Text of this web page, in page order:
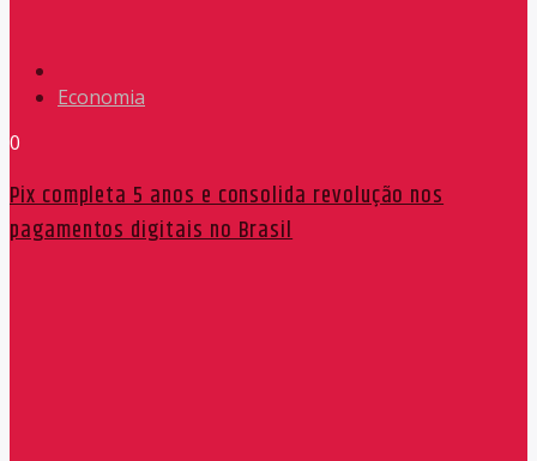
Economia
0
Pix completa 5 anos e consolida revolução nos
pagamentos digitais no Brasil